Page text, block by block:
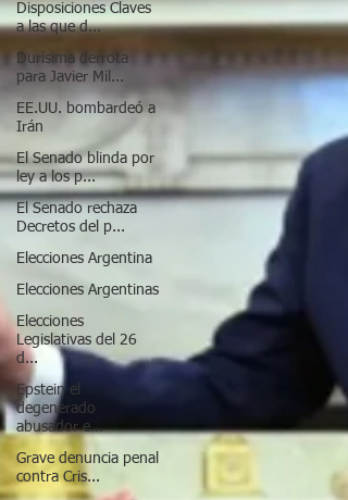
Disposiciones Claves
a las que d...
Durísima derrota
para Javier Mil...
EE.UU. bombardeó a
Irán
El Senado blinda por
ley a los p...
El Senado rechaza
Decretos del p...
Elecciones Argentina
Elecciones Argentinas
Elecciones
Legislativas del 26
d...
Epstein el
degenerado
abusador e...
Grave denuncia penal
contra Cris...